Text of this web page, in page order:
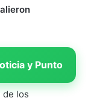
y Punto
de los